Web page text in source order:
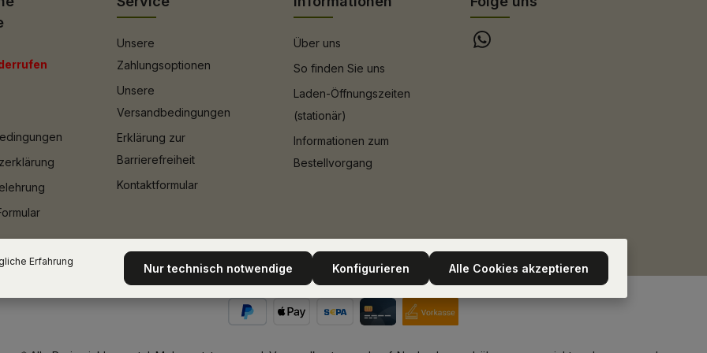
Unsere
Zahlungsoptionen
Unsere
Versandbedingungen
Erklärung zur
Barrierefreiheit
Kontaktformular
Über uns
So finden Sie uns
Laden-Öffnungszeiten
(stationär)
Informationen zum
Bestellvorgang
Erfahrung
Nur technisch notwendige Konfigurieren Alle Cookies akzeptieren